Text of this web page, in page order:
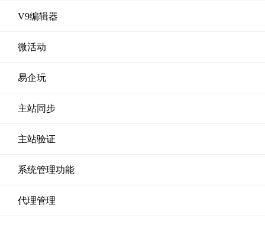
V9编辑器
微活动
易企玩
主站同步
主站验证
系统管理功能
代理管理